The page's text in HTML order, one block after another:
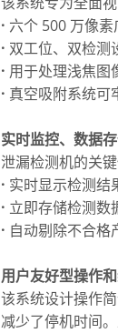
· 六个 500 万像素
· 双工位、双检测
· 用于处理浅焦图
· 真空吸附系统可
实时监控、数据
泄漏检测机的关键
· 实时显示检测结
· 立即存储检测数
· 自动剔除不合格
用户友好型操作
该系统设计操作
减少了停机时间